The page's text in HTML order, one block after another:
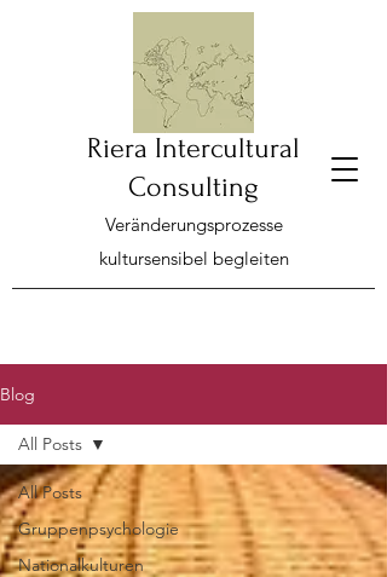
Riera Intercultural
Consulting
Veränderungsprozesse
kultursensibel begleiten
Blog
All Posts
Gruppenpsychologie
Nationalkulturen
All Posts